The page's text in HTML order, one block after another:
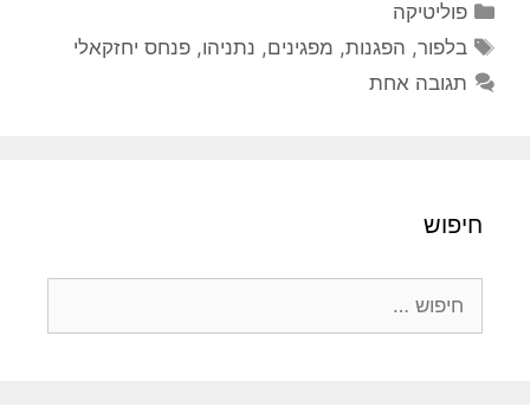
קטגוריות
פוליטיקה
תגיות
בלפור, הפגנות, מפגינים, נתניהו,פנחס יחזקאלי
תגובה אחת
חיפוש